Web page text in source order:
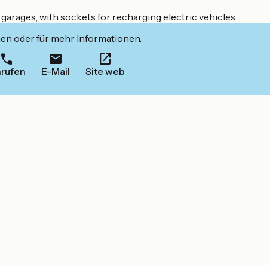
with sockets for recharging electric vehicles.
oder für mehr Informationen.
E-Mail Site web